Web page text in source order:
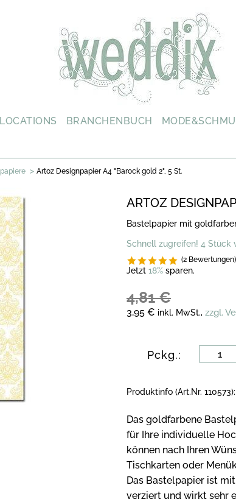
LOCATIONS BRANCHENBUCH
> Artoz Designpapier A4 "Barock gold 2", 5 St.
ARTOZ
Bastelpapier mit
Schnell zugreifen! 4 Stück
(2 Bewertungen)
Jetzt 18% sparen.
4,81 €
3,95 € inkl. MwSt., zzgl.
Pckg.:
Produktinfo (Art.Nr. 110573):
Das goldfarbene
für Ihre individuelle
können nach Ihren
Tischkarten oder
Das Bastelpapier ist
verziert und wirkt sehr